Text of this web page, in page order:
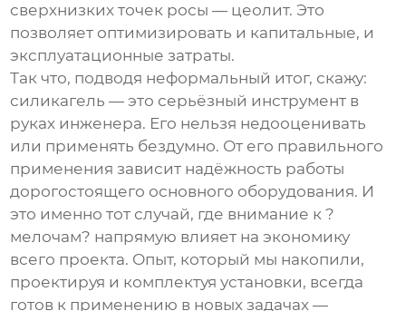
сверхнизких точек росы — цеолит. Это
позволяет оптимизировать и капитальные, и
эксплуатационные затраты.
Так что, подводя неформальный итог, скажу:
силикагель — это серьёзный инструмент в
руках инженера. Его нельзя недооценивать
или применять бездумно. От его правильного
применения зависит надёжность работы
дорогостоящего основного оборудования. И
это именно тот случай, где внимание к ?
мелочам? напрямую влияет на экономику
всего проекта. Опыт, который мы накопили,
проектируя и комплектуя установки, всегда
готов к применению в новых задачах —